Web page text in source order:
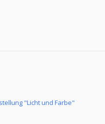
"Licht und Farbe"